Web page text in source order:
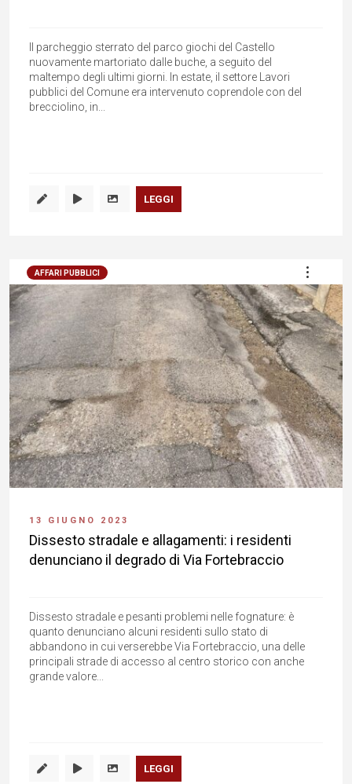
Il parcheggio sterrato del parco giochi del Castello
nuovamente martoriato dalle buche, a seguito del
maltempo degli ultimi giorni. In estate, il settore Lavori
pubblici del Comune era intervenuto coprendole con del
brecciolino, in...
LEGGI
AFFARI PUBBLICI
13 GIUGNO 2023
Dissesto stradale e allagamenti: i residenti
denunciano il degrado di Via Fortebraccio
Dissesto stradale e pesanti problemi nelle fognature: è
quanto denunciano alcuni residenti sullo stato di
abbandono in cui verserebbe Via Fortebraccio, una delle
principali strade di accesso al centro storico con anche
grande valore...
LEGGI